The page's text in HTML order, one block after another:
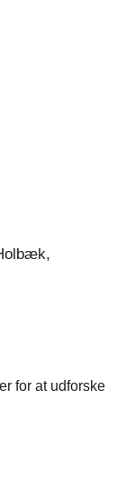
for at udforske